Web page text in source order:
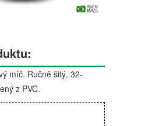
míč. Ručně šitý, 32-
z PVC.